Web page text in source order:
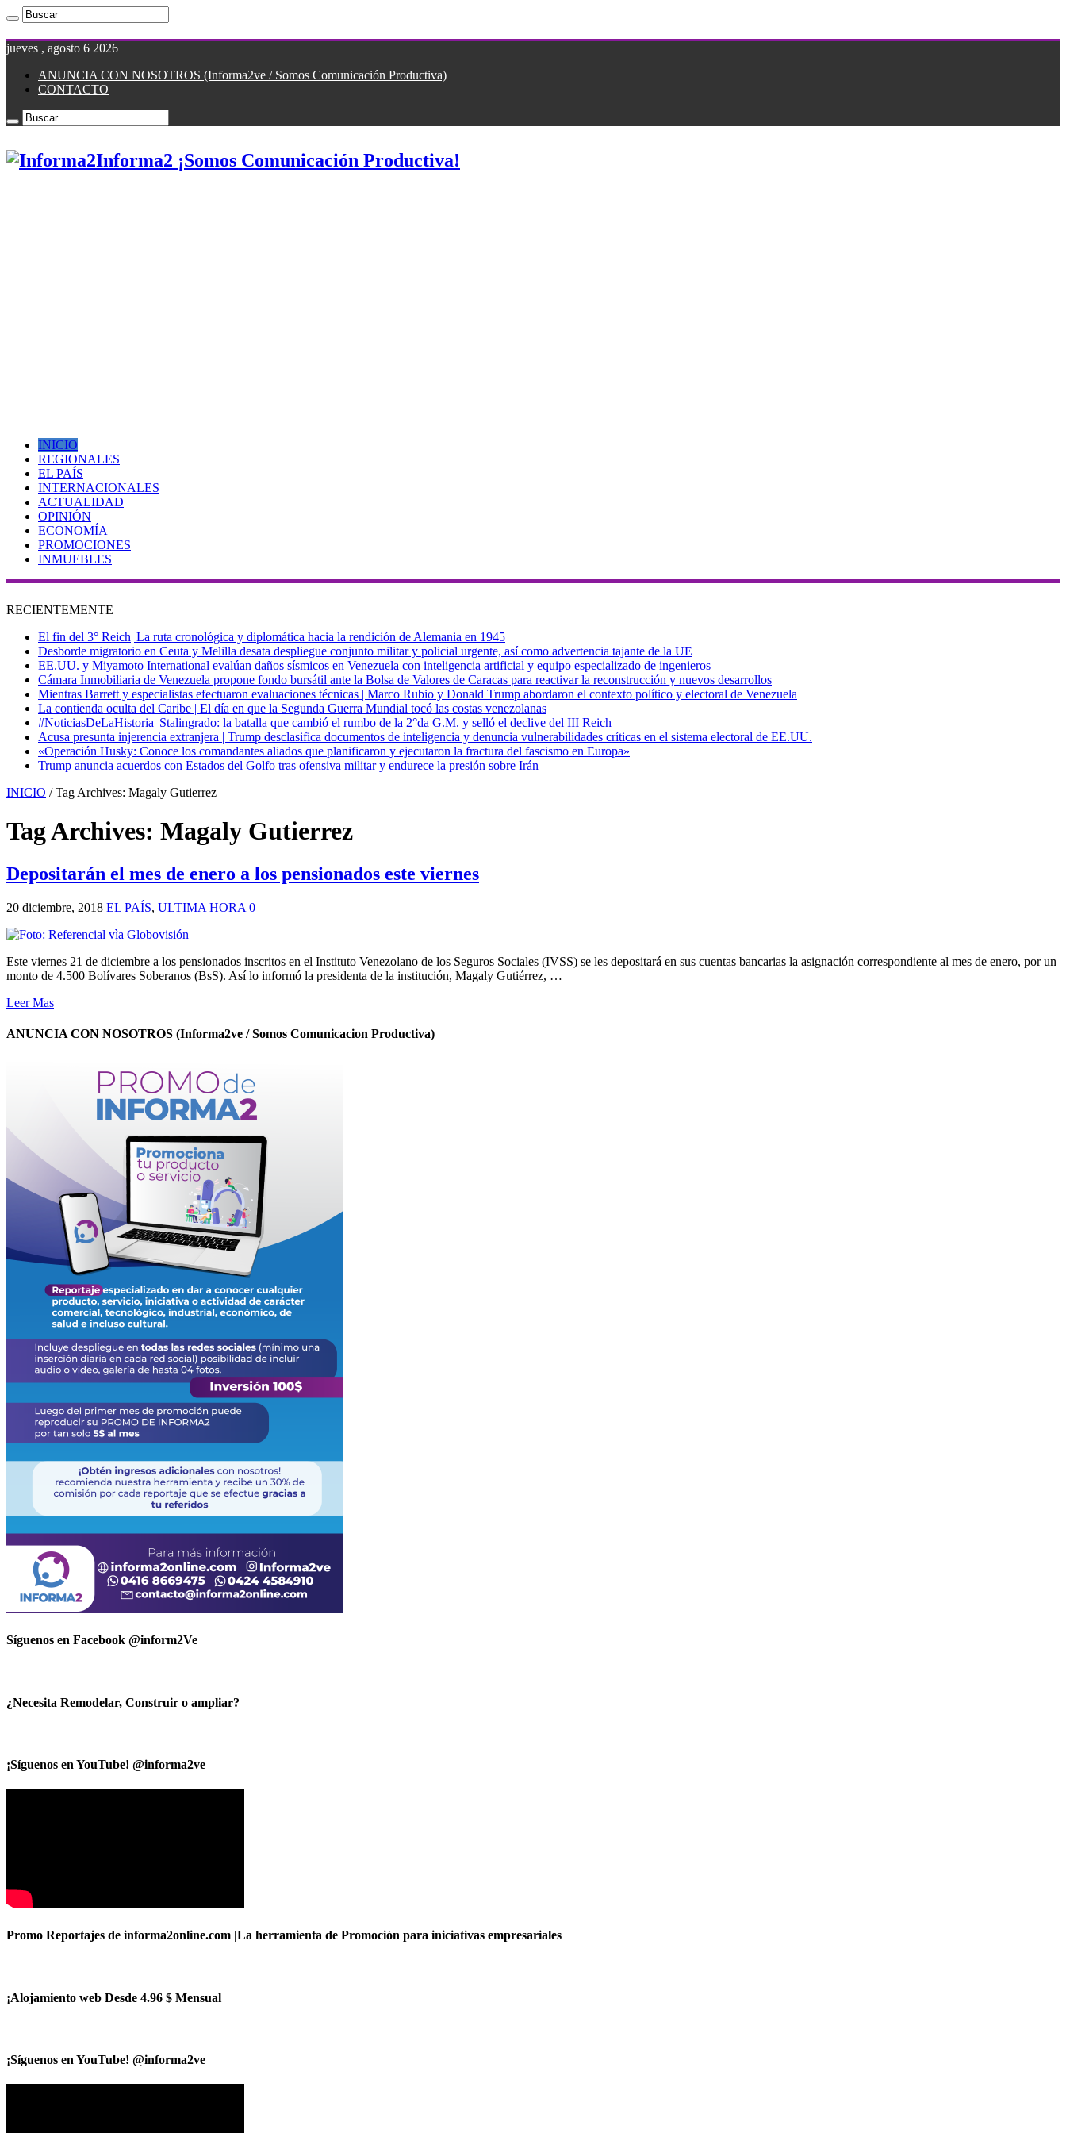
jueves , agosto 6 2026
ANUNCIA CON NOSOTROS (Informa2ve / Somos Comunicación Productiva)
CONTACTO
Informa2 ¡Somos Comunicación Productiva!
INICIO
REGIONALES
EL PAÍS
INTERNACIONALES
ACTUALIDAD
OPINIÓN
ECONOMÍA
PROMOCIONES
INMUEBLES
RECIENTEMENTE
El fin del 3° Reich| La ruta cronológica y diplomática hacia la rendición de Alemania en 1945
Desborde migratorio en Ceuta y Melilla desata despliegue conjunto militar y policial urgente, así como advertencia tajante de la UE
EE.UU. y Miyamoto International evalúan daños sísmicos en Venezuela con inteligencia artificial y equipo especializado de ingenieros
Cámara Inmobiliaria de Venezuela propone fondo bursátil ante la Bolsa de Valores de Caracas para reactivar la reconstrucción y nuevos desarrollos
Mientras Barrett y especialistas efectuaron evaluaciones técnicas | Marco Rubio y Donald Trump abordaron el contexto político y electoral de Venezuela
La contienda oculta del Caribe | El día en que la Segunda Guerra Mundial tocó las costas venezolanas
#NoticiasDeLaHistoria| Stalingrado: la batalla que cambió el rumbo de la 2°da G.M. y selló el declive del III Reich
Acusa presunta injerencia extranjera | Trump desclasifica documentos de inteligencia y denuncia vulnerabilidades críticas en el sistema electoral de EE.UU.
«Operación Husky: Conoce los comandantes aliados que planificaron y ejecutaron la fractura del fascismo en Europa»
Trump anuncia acuerdos con Estados del Golfo tras ofensiva militar y endurece la presión sobre Irán
INICIO / Tag Archives: Magaly Gutierrez
Tag Archives: Magaly Gutierrez
Depositarán el mes de enero a los pensionados este viernes
20 diciembre, 2018 EL PAÍS, ULTIMA HORA 0
Este viernes 21 de diciembre a los pensionados inscritos en el Instituto Venezolano de los Seguros Sociales (IVSS) se les depositará en sus cuentas bancarias la asignación correspondiente al mes de enero, por un
monto de 4.500 Bolívares Soberanos (BsS). Así lo informó la presidenta de la institución, Magaly Gutiérrez, …
Leer Mas
ANUNCIA CON NOSOTROS (Informa2ve / Somos Comunicacion Productiva)
Síguenos en Facebook @inform2Ve
¿Necesita Remodelar, Construir o ampliar?
¡Síguenos en YouTube! @informa2ve
Promo Reportajes de informa2online.com |La herramienta de Promoción para iniciativas empresariales
¡Alojamiento web Desde 4.96 $ Mensual
¡Síguenos en YouTube! @informa2ve